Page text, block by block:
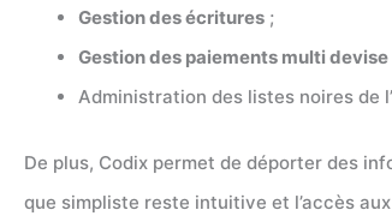
Gestion des écritures ;
Gestion des paiements multi devise
Administration des listes noires de
De plus, Codix permet de déporter des
que simpliste reste intuitive et l’accès